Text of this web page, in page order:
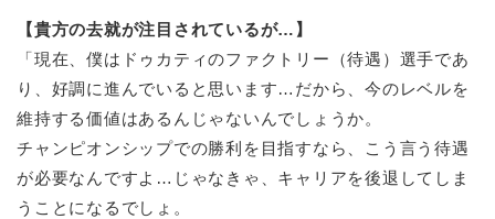
【貴方の去就が注目されているが…】
「現在、僕はドゥカティのファクトリー（待遇）選手であ
り、好調に進んでいると思います…だから、今のレベルを
維持する価値はあるんじゃないんでしょうか。
チャンピオンシップでの勝利を目指すなら、こう言う待遇
が必要なんですよ…じゃなきゃ、キャリアを後退してしま
うことになるでしょ。